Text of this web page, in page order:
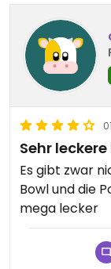
Sehr leckere
Es gibt zwar
Bowl und die
mega lecker